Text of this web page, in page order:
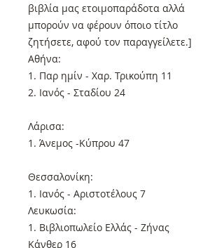
βιβλία μας ετοιμοπαράδοτα αλλά
μπορούν να φέρουν όποιο τίτλο
ζητήσετε, αφού τον παραγγείλετε.]
Αθήνα:
1. Παρ ημίν - Χαρ. Τρικούπη 11
2. Ιανός - Σταδίου 24
Λάρισα:
1. Άνεμος -Κύπρου 47
Θεσσαλονίκη:
1. Ιανός - Αριστοτέλους 7
Λευκωσία:
1. Βιβλιοπωλείο Ελλάς - Ζήνας
Κάνθερ 16